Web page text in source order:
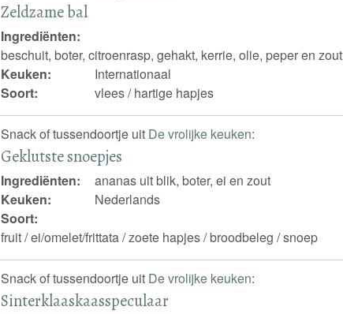
Zeldzame bal
Ingrediënten:
beschuit, boter, citroenrasp, gehakt, kerrie, olie, peper en zout
Keuken:
Internationaal
Soort:
vlees / hartige hapjes
Snack of tussendoortje uit De vrolijke keuken:
Geklutste snoepjes
Ingrediënten:
ananas uit blik, boter, ei en zout
Keuken:
Nederlands
Soort:
fruit / ei/omelet/frittata / zoete hapjes / broodbeleg / snoep
Snack of tussendoortje uit De vrolijke keuken:
Sinterklaaskaasspeculaar